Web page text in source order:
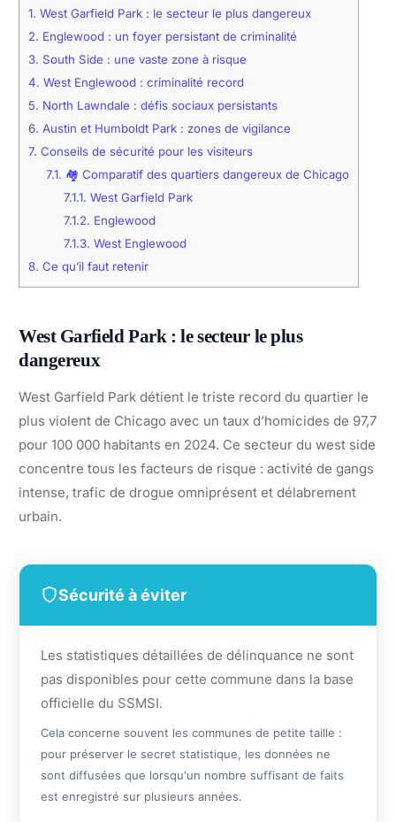
1. West Garfield Park : le secteur le plus dangereux
2. Englewood : un foyer persistant de criminalité
3. South Side : une vaste zone à risque
4. West Englewood : criminalité record
5. North Lawndale : défis sociaux persistants
6. Austin et Humboldt Park : zones de vigilance
7. Conseils de sécurité pour les visiteurs
7.1. 🏘️ Comparatif des quartiers dangereux de Chicago
7.1.1. West Garfield Park
7.1.2. Englewood
7.1.3. West Englewood
8. Ce qu’il faut retenir
West Garfield Park : le secteur le plus
dangereux
West Garfield Park détient le triste record du quartier le
plus violent de Chicago avec un taux d’homicides de 97,7
pour 100 000 habitants en 2024. Ce secteur du west side
concentre tous les facteurs de risque : activité de gangs
intense, trafic de drogue omniprésent et délabrement
urbain.
Sécurité à éviter
Les statistiques détaillées de délinquance ne sont
pas disponibles pour cette commune dans la base
officielle du SSMSI.
Cela concerne souvent les communes de petite taille :
pour préserver le secret statistique, les données ne
sont diffusées que lorsqu'un nombre suffisant de faits
est enregistré sur plusieurs années.